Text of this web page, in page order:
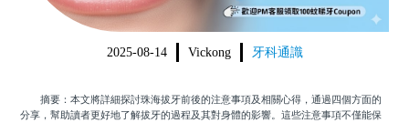
根管收費
美學收費
箍牙收費
門診時間
2025-08-14 Vickong 牙科通識
摘要：本文將詳細探討珠海拔牙前後的注意事項及相關心得，通過四個方面的
分享，幫助讀者更好地了解拔牙的過程及其對身體的影響。這些注意事項不僅能保